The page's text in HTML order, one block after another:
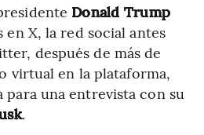
Donald Trump
en X, la red social antes
después de más de
virtual en la plataforma,
para una entrevista con su
.